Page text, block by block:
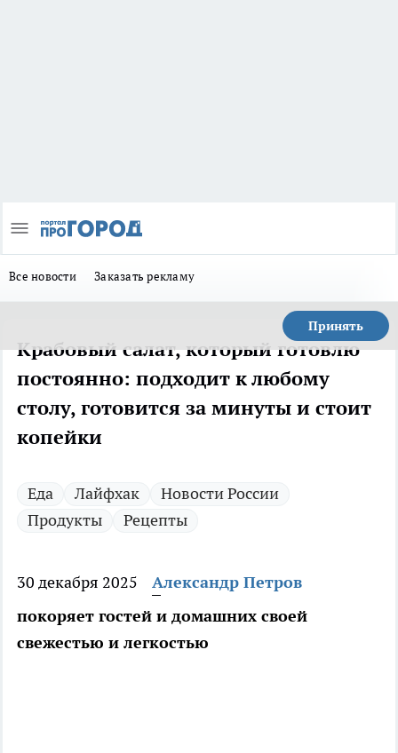
Все новости Заказать рекламу
Принять
Крабовый салат, который готовлю
постоянно: подходит к любому
столу, готовится за минуты и стоит
копейки
Еда Лайфхак
Новости России
Продукты
Рецепты
30 декабря 2025
Александр Петров
покоряет гостей и домашних своей
свежестью и легкостью